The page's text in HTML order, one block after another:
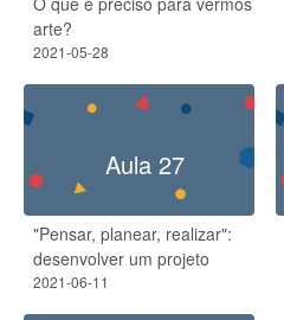
arte?
2021-05-28
Aula 27
"Pensar, planear, realizar":
desenvolver um projeto
2021-06-11